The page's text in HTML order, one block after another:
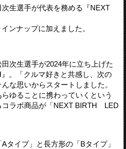
生選手が代表を務める『NEXT
ンナップに加えました。
次生選手が2024年に立ち上げた
。「クルマ好きと共感し、次の
な思いからスタートしました。
ゆることに携わっていくという
コラボ商品が「NEXT BIRTH LED
タイプ」と長方形の「Bタイプ」